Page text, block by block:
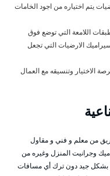
يتم اختياره من اجود الخامات
اللامعة التي توضع فوق
الارضيات التي تجعل
الاختيار وتنسيقه مع العمال
من معلم و فني و مقاول
وجرانيت المنزل وغيره من
بشكل جيد دون ترك أي مسافات